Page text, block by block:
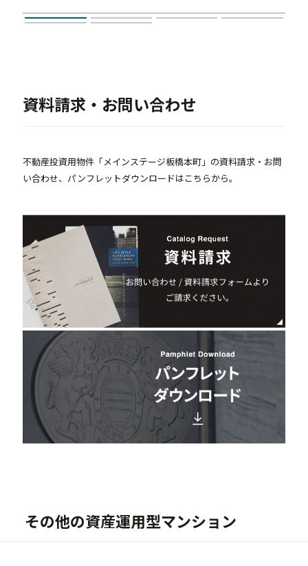
資料請求・お問い合わせ
不動産投資用物件「メインステージ板橋本町」の資料請求・お問
い合わせ、パンフレットダウンロードはこちらから。
その他の資産運用型マンション